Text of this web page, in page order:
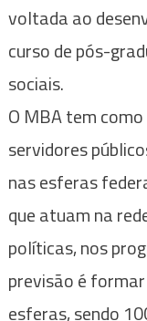
voltada ao
curso de pós-
sociais.
O MBA tem
servidores
nas esferas
que atuam na
políticas, nos
previsão é
esferas, sendo